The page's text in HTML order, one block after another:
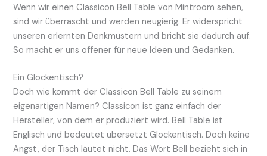
Wenn wir einen Classicon Bell Table von Mintroom sehen,
sind wir überrascht und werden neugierig. Er widerspricht
unseren erlernten Denkmustern und bricht sie dadurch auf.
So macht er uns offener für neue Ideen und Gedanken.
Ein Glockentisch?
Doch wie kommt der Classicon Bell Table zu seinem
eigenartigen Namen? Classicon ist ganz einfach der
Hersteller, von dem er produziert wird. Bell Table ist
Englisch und bedeutet übersetzt Glockentisch. Doch keine
Angst, der Tisch läutet nicht. Das Wort Bell bezieht sich in